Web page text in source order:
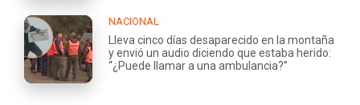
NACIONAL
Lleva cinco días desaparecido en la montaña
y envió un audio diciendo que estaba herido:
“¿Puede llamar a una ambulancia?”